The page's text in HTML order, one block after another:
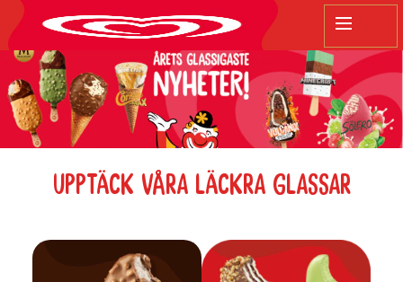
sök
UPPTÄCK VÅRA LÄCKRA GLASSAR